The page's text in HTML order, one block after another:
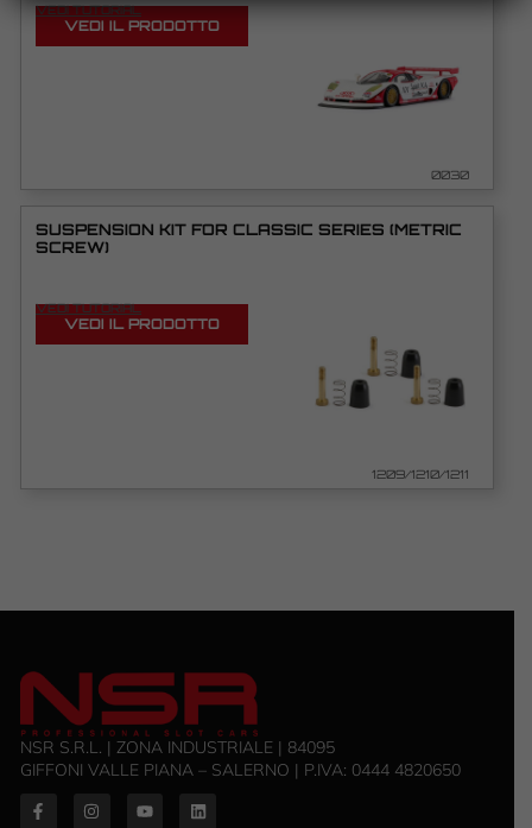
VEDI TUTORIAL
VEDI IL PRODOTTO
0030
SUSPENSION KIT FOR CLASSIC SERIES (METRIC
SCREW)
VEDI TUTORIAL
VEDI IL PRODOTTO
1209/1210/1211
NSR S.R.L. | ZONA INDUSTRIALE | 84095
GIFFONI VALLE PIANA – SALERNO | P.IVA: ‭0444 4820650‬